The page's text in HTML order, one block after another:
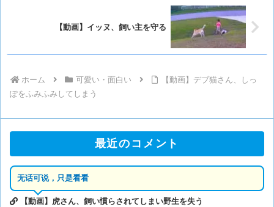
【動画】イッヌ、飼い主を守る
ホーム 可愛い・面白い
【動画】デブ猫さん、しっ
ぽをふみふみしてしまう
最近のコメント
无话可说，只是看看
【動画】虎さん、飼い慣らされてしまい野生を失う